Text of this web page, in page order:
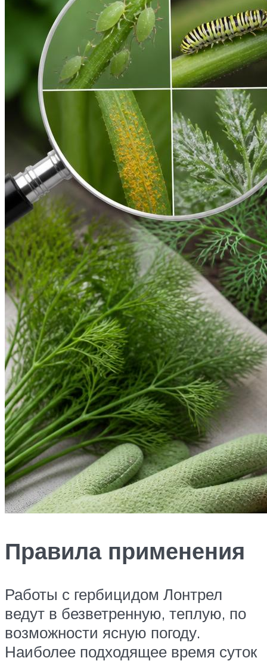
Правила применения
Работы с гербицидом Лонтрел
ведут в безветренную, теплую, по
возможности ясную погоду.
Наиболее подходящее время суток